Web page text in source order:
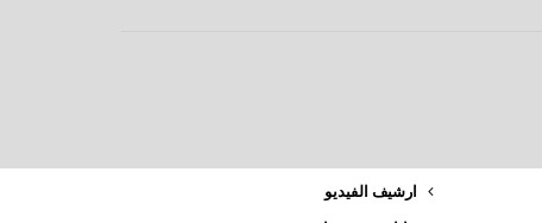
ارشيف الفيديو